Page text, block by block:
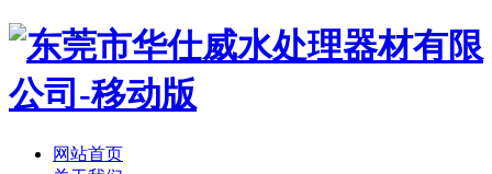
网站首页